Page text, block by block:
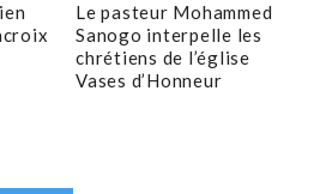
Le pasteur Mohammed
Sanogo interpelle les
chrétiens de l’église
Vases d’Honneur